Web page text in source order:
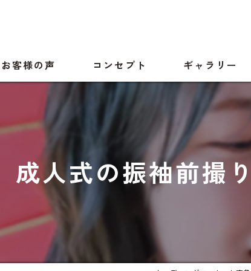
お客様の声 コンセプト ギャラリー
成人式の振袖前撮り